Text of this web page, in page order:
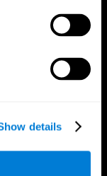
details